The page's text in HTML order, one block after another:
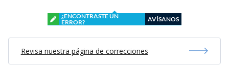
¿ENCONTRASTE UN
ERROR?
AVÍSANOS
Revisa nuestra página de correcciones